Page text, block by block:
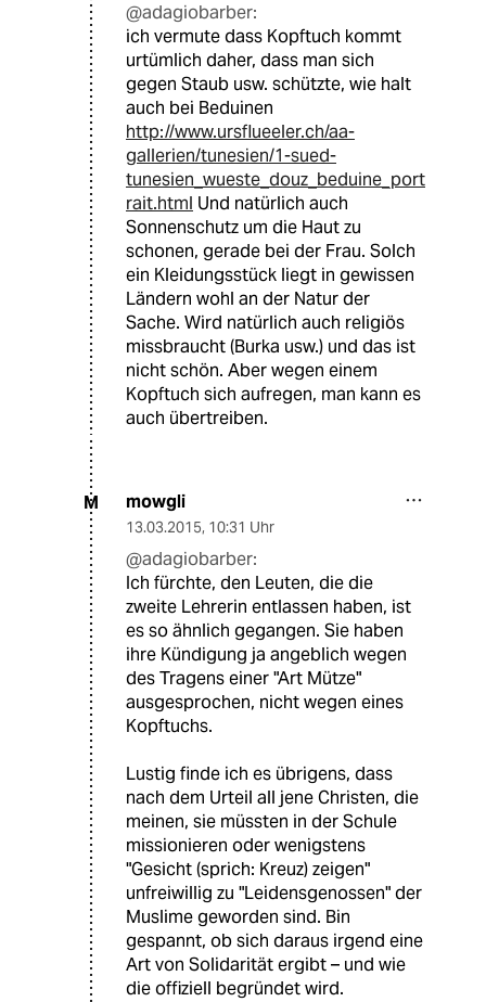
@adagiobarber:
ich vermute dass Kopftuch kommt
urtümlich daher, dass man sich
gegen Staub usw. schützte, wie halt
auch bei Beduinen
http://www.ursflueeler.ch/aa-
gallerien/tunesien/1-sued-
tunesien_wueste_douz_beduine_port
rait.html Und natürlich auch
Sonnenschutz um die Haut zu
schonen, gerade bei der Frau. Solch
ein Kleidungsstück liegt in gewissen
Ländern wohl an der Natur der
Sache. Wird natürlich auch religiös
missbraucht (Burka usw.) und das ist
nicht schön. Aber wegen einem
Kopftuch sich aufregen, man kann es
auch übertreiben.
M mowgli
13.03.2015, 10:31 Uhr
@adagiobarber:
Ich fürchte, den Leuten, die die
zweite Lehrerin entlassen haben, ist
es so ähnlich gegangen. Sie haben
ihre Kündigung ja angeblich wegen
des Tragens einer "Art Mütze"
ausgesprochen, nicht wegen eines
Kopftuchs.
Lustig finde ich es übrigens, dass
nach dem Urteil all jene Christen, die
meinen, sie müssten in der Schule
missionieren oder wenigstens
"Gesicht (sprich: Kreuz) zeigen"
unfreiwillig zu "Leidensgenossen" der
Muslime geworden sind. Bin
gespannt, ob sich daraus irgend eine
Art von Solidarität ergibt – und wie
die offiziell begründet wird.